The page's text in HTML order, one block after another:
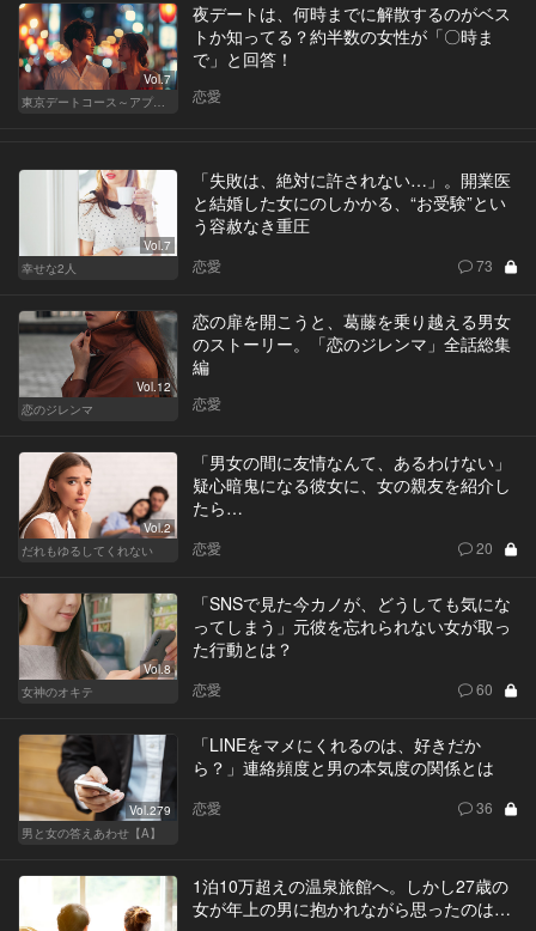
Vol.7
東京デートコース～アプリで始まる恋～
夜デートは、何時までに解散するのがベス
トか知ってる？約半数の女性が「〇時ま
で」と回答！
恋愛
Vol.7
幸せな2人
「失敗は、絶対に許されない…」。開業医
と結婚した女にのしかかる、“お受験”とい
う容赦なき重圧
恋愛 73
Vol.12
恋のジレンマ
恋の扉を開こうと、葛藤を乗り越える男女
のストーリー。「恋のジレンマ」全話総集
編
恋愛
Vol.2
だれもゆるしてくれない
「男女の間に友情なんて、あるわけない」
疑心暗鬼になる彼女に、女の親友を紹介し
たら…
恋愛 20
Vol.8
女神のオキテ
「SNSで見た今カノが、どうしても気にな
ってしまう」元彼を忘れられない女が取っ
た行動とは？
恋愛 60
Vol.279
男と女の答えあわせ【A】
「LINEをマメにくれるのは、好きだか
ら？」連絡頻度と男の本気度の関係とは
恋愛 36
1泊10万超えの温泉旅館へ。しかし27歳の
女が年上の男に抱かれながら思ったのは…